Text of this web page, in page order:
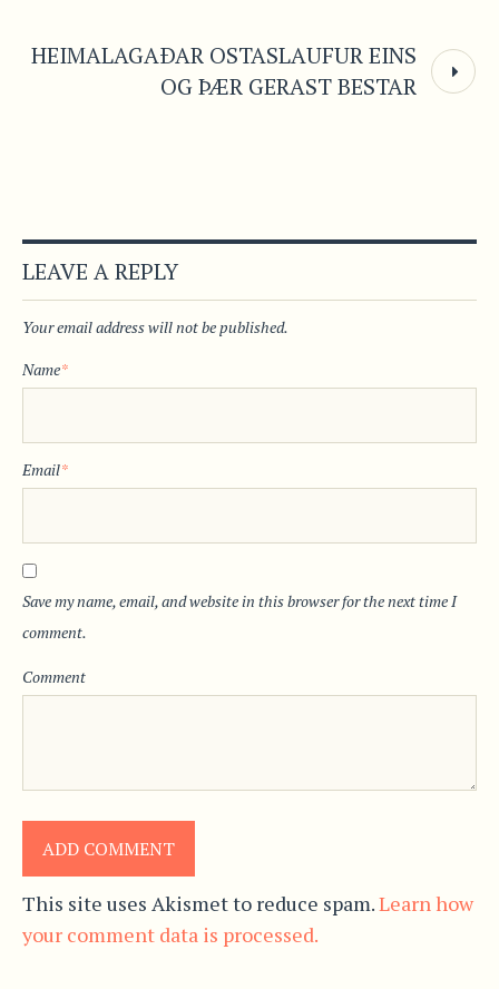
HEIMALAGAÐAR OSTASLAUFUR EINS
OG ÞÆR GERAST BESTAR
LEAVE A REPLY
Your email address will not be published.
Name*
Email*
Save my name, email, and website in this browser for the next time I
comment.
Comment
This site uses Akismet to reduce spam.Learn how
your comment data is processed.